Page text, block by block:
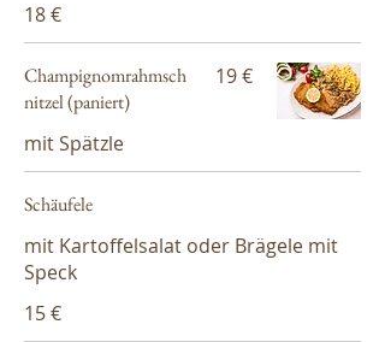
18 €
Champignomrahmsch
nitzel (paniert)
mit Spätzle
19 €
Schäufele
mit Kartoffelsalat oder Brägele mit
Speck
15 €